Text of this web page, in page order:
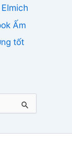
Ấm
tốt